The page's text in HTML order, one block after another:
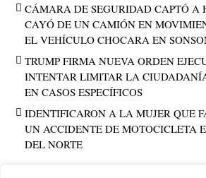
CÁMARA DE SEGURIDAD CAPTÓ A
CAYÓ DE UN CAMIÓN EN
EL VEHÍCULO CHOCARA EN
TRUMP FIRMA NUEVA ORDEN
INTENTAR LIMITAR LA
EN CASOS ESPECÍFICOS
IDENTIFICARON A LA MUJER QUE
UN ACCIDENTE DE MOTOCICLETA
DEL NORTE